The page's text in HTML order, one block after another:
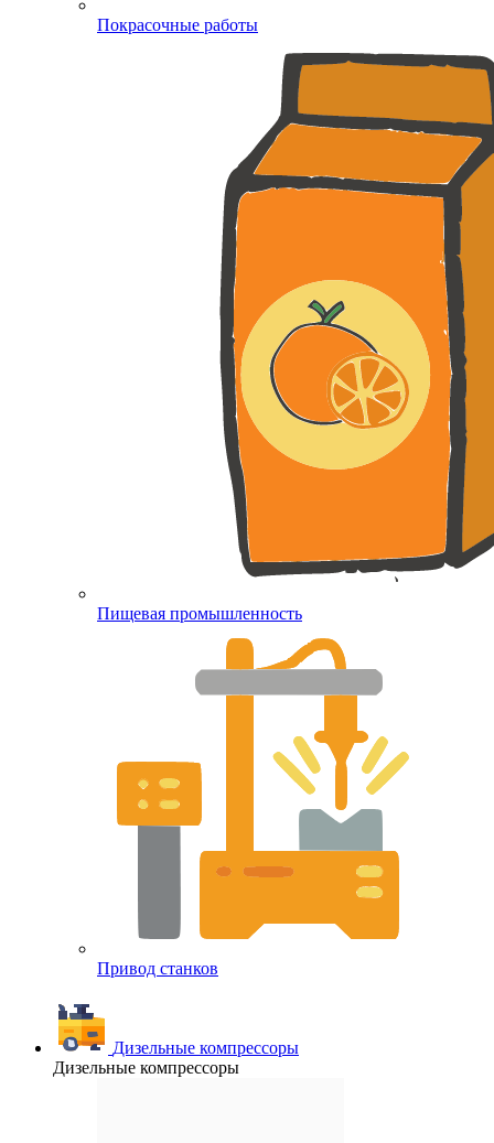
Покрасочные работы
Пищевая промышленность
Привод станков
Дизельные компрессоры
Дизельные компрессоры